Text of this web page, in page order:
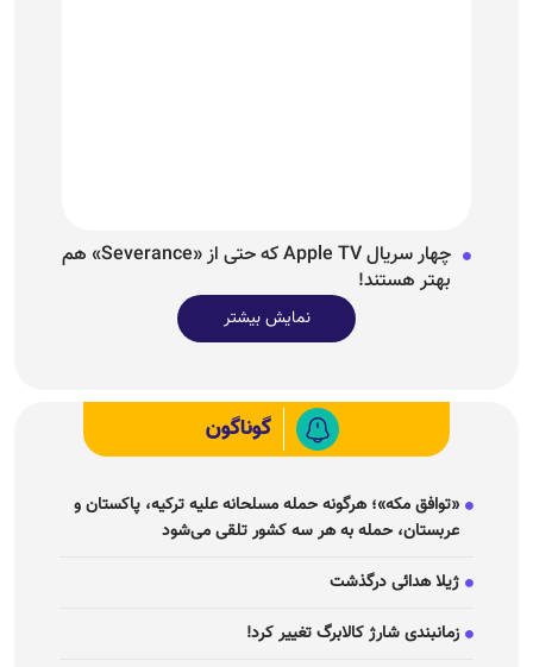
گوناگون
«توافق مکه»؛ هرگونه حمله مسلحانه علیه ترکیه، پاکستان و
ژیلا هدائی درگذشت
زمانبندی شارژ کالابرگ تغییر کرد!
چرا قبض آب و برق خرداد و تیر ماه ۳ تا ۴ برابر شده است؟
شمس آباد
دیدار جولانی و بارزانی + تصاویر